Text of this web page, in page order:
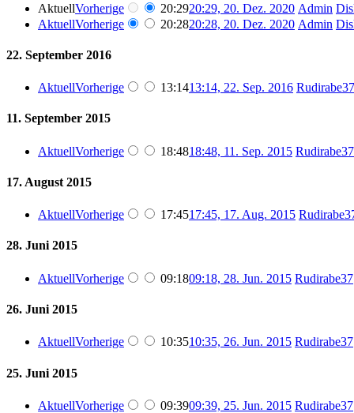
AktuellVorherige 20:2920:29, 20. Dez. 2020 Admin
AktuellVorherige 20:2820:28, 20. Dez. 2020 Admin
22. September 2016
AktuellVorherige 13:1413:14, 22. Sep. 2016 Rudirabe37
11. September 2015
AktuellVorherige 18:4818:48, 11. Sep. 2015 Rudirabe37
17. August 2015
AktuellVorherige 17:4517:45, 17. Aug. 2015
28. Juni 2015
AktuellVorherige 09:1809:18, 28. Jun. 2015 Rudirabe37
26. Juni 2015
AktuellVorherige 10:3510:35, 26. Jun. 2015 Rudirabe37
25. Juni 2015
AktuellVorherige 09:3909:39, 25. Jun. 2015 Rudirabe37